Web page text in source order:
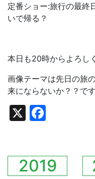
定番ショー:旅行の最終
いで帰る？
本日も20時からよろし
画像テーマは先日の旅
来にならないか？？です
X
2019